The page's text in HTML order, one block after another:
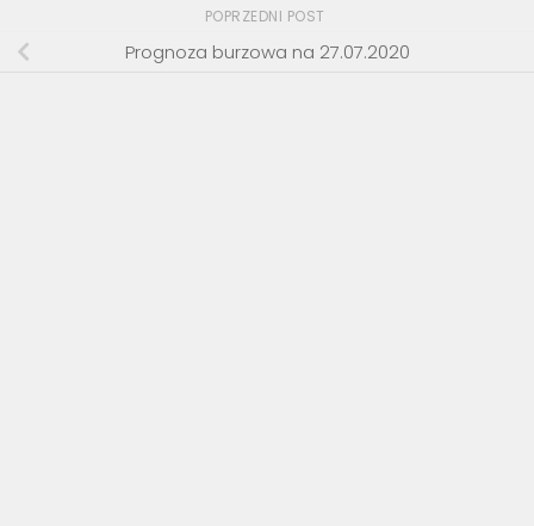
POPRZEDNI POST
Prognoza burzowa na 27.07.2020